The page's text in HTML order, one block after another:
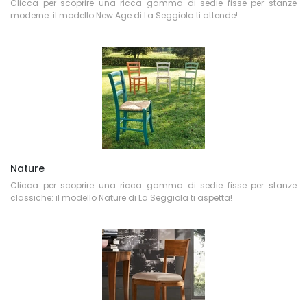
Clicca per scoprire una ricca gamma di sedie fisse per stanze
moderne: il modello New Age di La Seggiola ti attende!
Nature
Clicca per scoprire una ricca gamma di sedie fisse per stanze
classiche: il modello Nature di La Seggiola ti aspetta!